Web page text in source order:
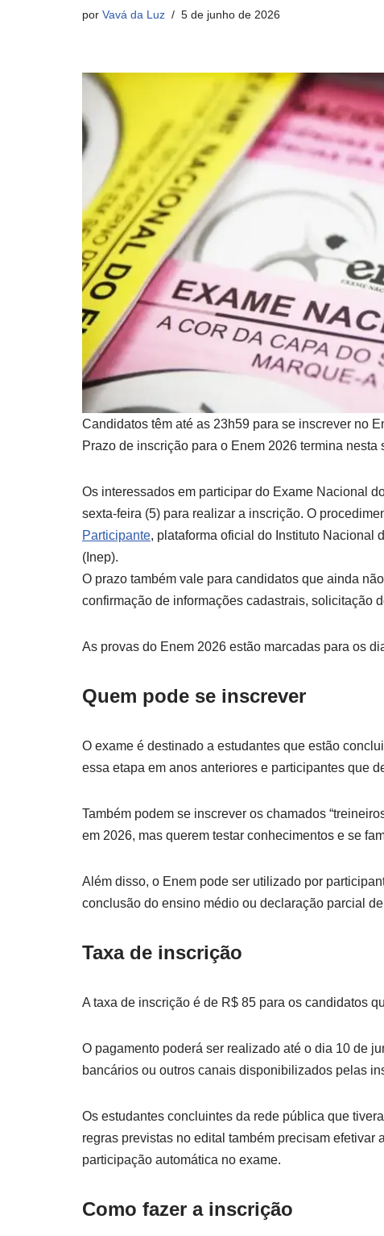
por Vavá da Luz 5 de junho de 2026
Candidatos têm até as 23h59 para se inscrever no
Prazo de inscrição para o Enem 2026 termina nesta
Os interessados em participar do Exame Nacional
sexta-feira (5) para realizar a inscrição. O
Participante, plataforma oficial do Instituto Nacional
(Inep).
O prazo também vale para candidatos que ainda
confirmação de informações cadastrais, solicitação
As provas do Enem 2026 estão marcadas para os
Quem pode se inscrever
O exame é destinado a estudantes que estão
essa etapa em anos anteriores e participantes que
Também podem se inscrever os chamados
em 2026, mas querem testar conhecimentos e se
Além disso, o Enem pode ser utilizado por
conclusão do ensino médio ou declaração parcial
Taxa de inscrição
A taxa de inscrição é de R$ 85 para os candidatos
O pagamento poderá ser realizado até o dia 10 de
bancários ou outros canais disponibilizados pelas
Os estudantes concluintes da rede pública que
regras previstas no edital também precisam
participação automática no exame.
Como fazer a inscrição